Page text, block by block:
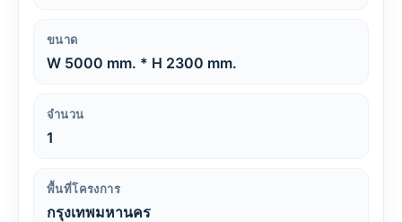
ขนาด
W 5000 mm. * H 2300 mm.
จำนวน
1
พื้นที่โครงการ
กรุงเทพมหานคร